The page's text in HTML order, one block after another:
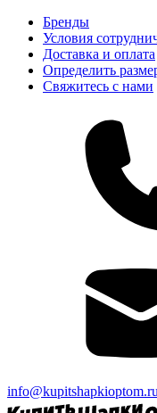
Бренды
Условия
Доставка и оплата
Определить
Свяжитесь с нами
info@kupitshapkioptom.ru